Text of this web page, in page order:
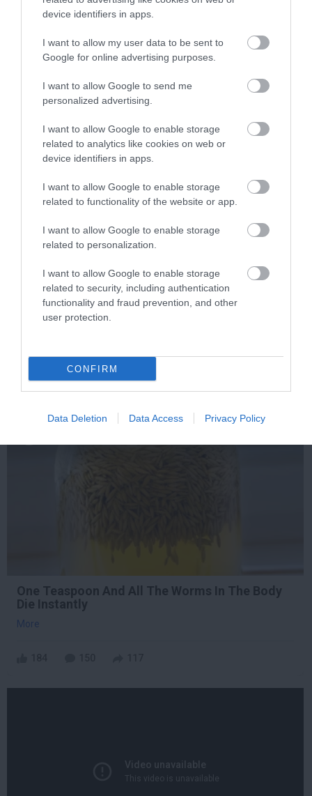
device identifiers in apps.
I want to allow my user data to be sent to
Google for online advertising purposes.
I want to allow Google to send me
personalized advertising.
I want to allow Google to enable storage
related to analytics like cookies on web or
device identifiers in apps.
I want to allow Google to enable storage
related to functionality of the website or app.
I want to allow Google to enable storage
related to personalization.
I want to allow Google to enable storage
related to security, including authentication
functionality and fraud prevention, and other
user protection.
CONFIRM
Data Deletion Data Access Privacy Policy
Cause Parasites
95 365
This Simple Trick Removes All Parasites From
Your Body!
One Teaspoon And All The Worms In The Body
Die Instantly
More